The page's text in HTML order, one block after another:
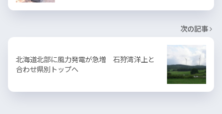
次の記事
北海道北部に風力発電が急増 石狩湾洋上と
合わせ県別トップへ